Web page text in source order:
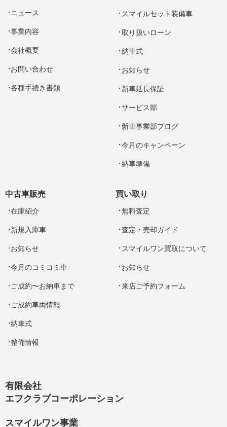
有限会社
エフクラブコーポレーション
スマイルワン事業
ニュース
事業内容
会社概要
お問い合わせ
各種手続き書類
スマイルセット装備車
取り扱いローン
納車式
お知らせ
新車延長保証
サービス部
新車事業部ブログ
今月のキャンペーン
納車準備
中古車販売
在庫紹介
新規入庫車
お知らせ
今月のコミコミ車
ご成約〜お納車まで
ご成約車両情報
納車式
整備情報
買い取り
無料査定
査定・売却ガイド
スマイルワン買取について
お知らせ
来店ご予約フォーム